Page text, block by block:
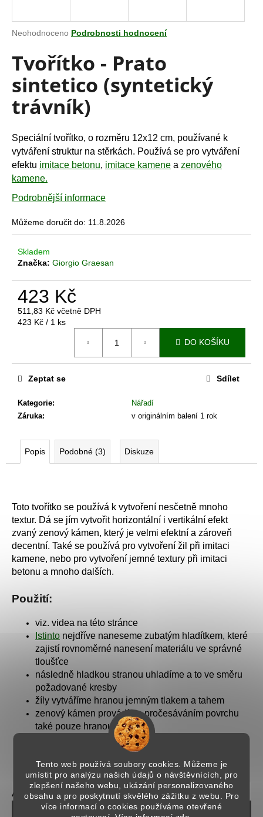
Tento web používá soubory cookies. Můžeme je
umístit pro analýzu našich údajů o návštěvnících, pro
zlepšení našeho webu, ukázání personalizovaného
obsahu a pro poskytnutí skvělého zážitku z webu. Pro
více informací o cookies používáme otevřené
Průměrné
produktu
z
5
hvězdiček.
Neohodnoceno Podrobnosti hodnocení
Tvořítko - Prato
sintetico (syntetický
trávník)
Speciální tvořítko, o rozměru 12x12 cm, používané k
vytváření struktur na stěrkách. Používá se pro vytváření
efektu imitace betonu, imitace kamene a zenového
kamene.
Podrobnější informace
Můžeme doručit do: 11.8.2026
Skladem
Značka: Giorgio Graesan
423 Kč
511,83 Kč včetně DPH
Měrná
423 Kč / 1 ks
DO KOŠÍKU
Kategorie:
Nářadí
Záruka: v originálním balení 1 rok
Zeptat se Sdílet
Popis Podobné (3) Diskuze
Toto tvořítko se používá k vytvoření nesčetně mnoho
textur. Dá se jím vytvořit horizontální i vertikální efekt
zvaný zenový kámen, který je velmi efektní a zároveň
decentní. Také se používá pro vytvoření žil při imitaci
kamene, nebo pro vytvoření jemné textury při imitaci
betonu a mnoho dalších.
Použití:
viz. videa na této stránce
Istinto nejdříve naneseme zubatým hladítkem, které
zajistí rovnoměrné nanesení materiálu ve správné
tloušťce
následně hladkou stranou uhladíme a to ve směru
požadované kresby
žíly vytváříme hranou jemným tlakem a tahem
zenový kámen provádíme pročesáváním povrchu
také pouze hranou
pokud se vám nástroj naplní materiálem, oklepejte
ho o okraj kýble - udržujte ho stále čistý
j
t
?
HLEDAT
D
o
o
r
u
u
e
m
BENÁTSKÝ
ŠTUK
ODSTÍN
Kč